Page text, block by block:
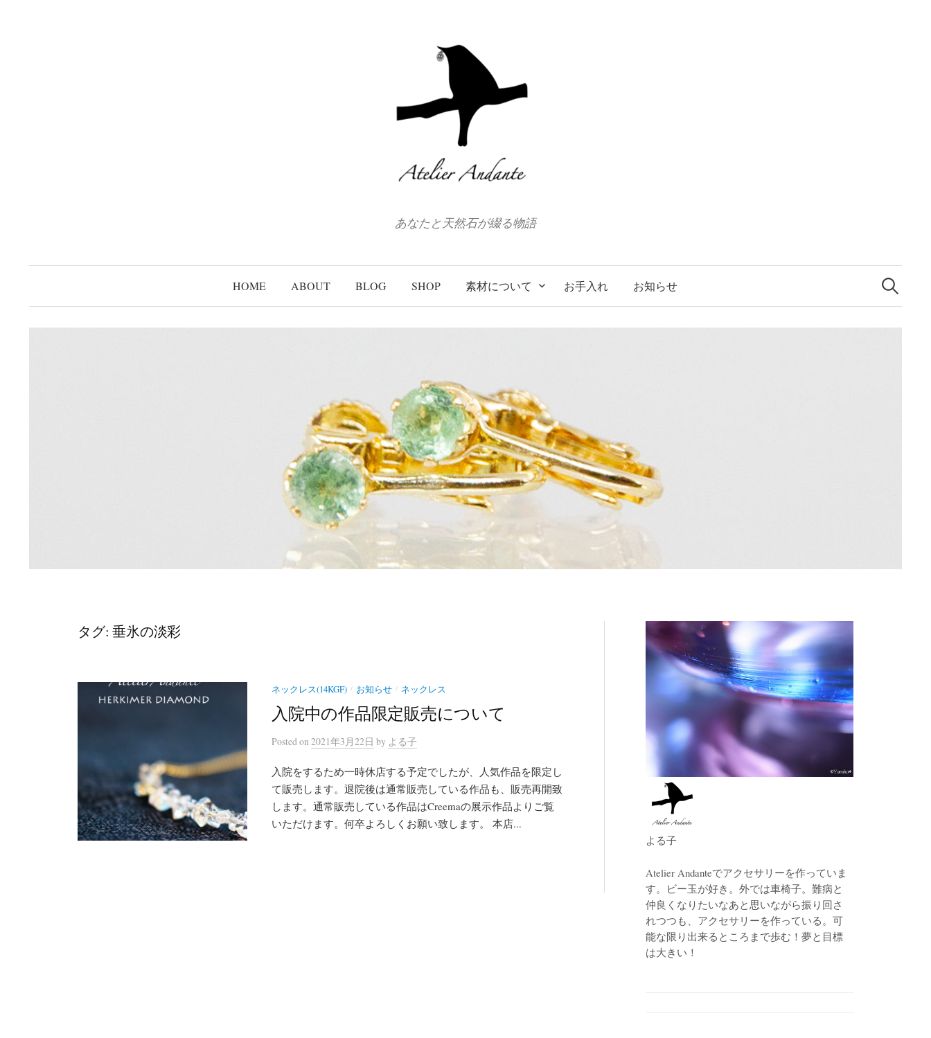
あなたと天然石が綴る物語
HOME ABOUT BLOG SHOP 素材について お手入れ お知らせ
検
索:
タグ:垂氷の淡彩
ネックレス(14KGF) / お知らせ / ネックレス
入院中の作品限定販売について
Postedon 2021年3月22日 by よる子
入院をするため一時休店する予定でしたが、人気作品を限定し
て販売します。退院後は通常販売している作品も、販売再開致
します。通常販売している作品はCreemaの展示作品よりご覧
いただけます。何卒よろしくお願い致します。 本店...
よる子
Atelier Andanteでアクセサリーを作っていま
す。ビー玉が好き。外では車椅子。難病と
仲良くなりたいなあと思いながら振り回さ
れつつも、アクセサリーを作っている。可
能な限り出来るところまで歩む！夢と目標
は大きい！